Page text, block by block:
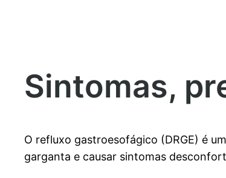
Sintomas,
O refluxo gastroesofágico (DRGE) é
garganta e causar sintomas